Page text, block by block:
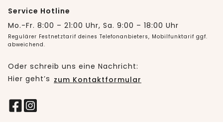
Service Hotline
Mo.-Fr. 8:00 – 21:00 Uhr, Sa. 9:00 – 18:00 Uhr
Regulärer Festnetztarif deines Telefonanbieters, Mobilfunktarif ggf.
abweichend.
Oder schreib uns eine Nachricht:
Hier geht’s zum Kontaktformular